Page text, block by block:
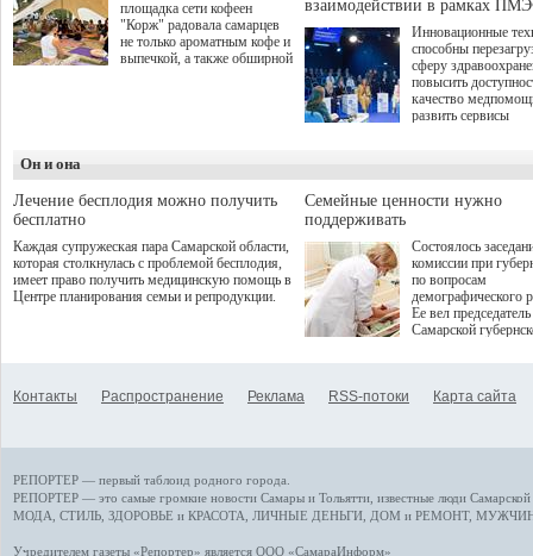
площадка сети кофеен
"Корж" радовала самарцев
не только ароматным кофе и
выпечкой, а также обширной
взаимодействии в рамках
Инновационные
способны
сферу
повысить
качество
развить сервисы
определенными
К ним можно
возникающие при
данными
более динамичного
проникновения
сегмент
отраслевое
рассказала Ольга
ходе сессии
качества жизни" в
ПМЭФ 2025. В
Он и она
Лечение бесплодия можно получить
бесплатно
Каждая супружеская пара Самарской области,
которая столкнулась с проблемой бесплодия,
имеет право получить медицинскую помощь в
Центре планирования семьи и репродукции.
Семейные ценности нужно
поддерживать
Состоялось
комиссии при
по вопросам
демографического
Ее вел председатель
Самарской
Контакты Распространение Реклама RSS-потоки Карта сайта
РЕПОРТЕР — первый таблоид родного города.
РЕПОРТЕР — это самые громкие новости Самары и Тольятти, известные люди
МОДА, СТИЛЬ ЗДОРОВЬЕ и КРАСОТА ЛИЧНЫЕ ДЕНЬГИ ДОМ и РЕМОНТ,
Учредителем газеты «Репортер» является ООО «СамараИнформ»